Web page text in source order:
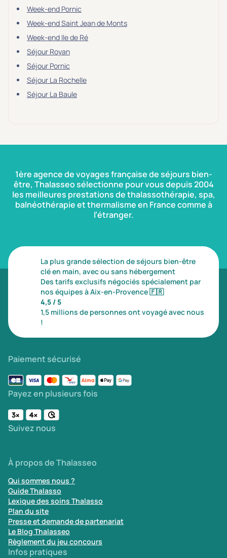
Week-end Pornic
Week-end Saint Jean de Monts
Week-end Ile de Ré
Séjour Royan
Séjour Pornic
Séjour La Rochelle
Séjour La Baule
1ère agence de voyages française de séjours bien-
être, Thalasseo sélectionne pour vous depuis 2004
les meilleures prestations de thalassothérapie, spa,
balnéothérapie et thermalisme en France comme à
l’étranger.
La plus grande sélection de séjours bien-être
clé en main, avec ou sans hébergement
Des tarifs exclusifs négociés spécialement par
nos équipes à Aix-en-Provence🇫🇷
4,5 / 5
1,5 millions de personnes ont voyagé avec nous
!
Paiement sécurisé
Payez en plusieurs fois
Suivez nous
À propos de Thalasseo
Qui sommes nous ?
Guide Thalasso
Lexique des soins Thalasso
Plan du site
Presse et demande de partenariat
Le Blog Thalasseo
Règlement du jeu concours
Infos pratiques